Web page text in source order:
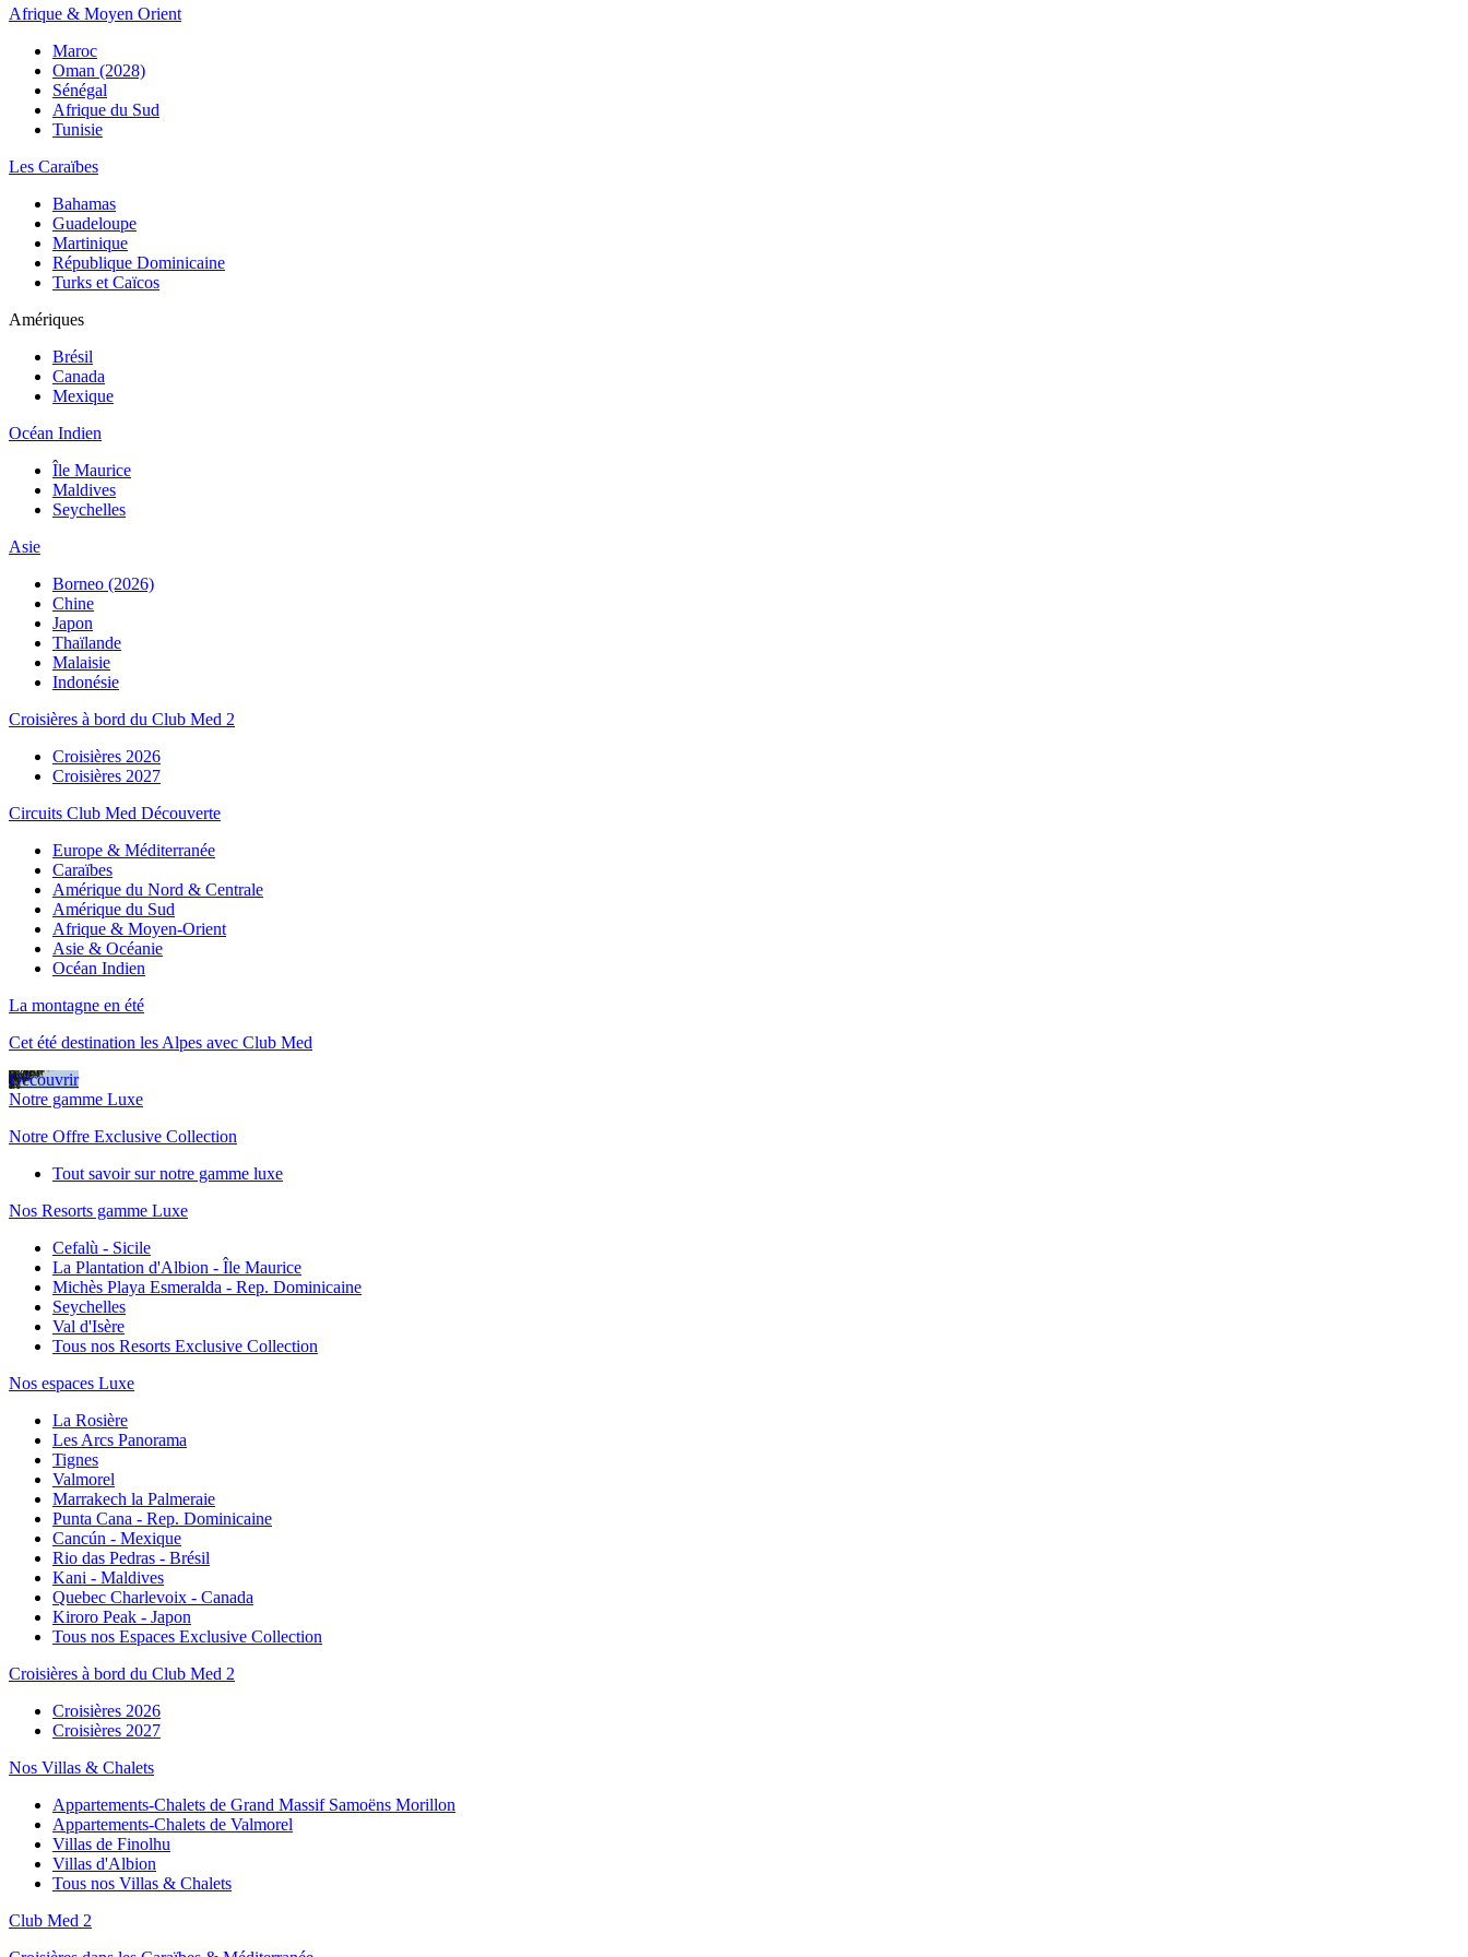
Afrique & Moyen Orient
Maroc
Oman (2028)
Sénégal
Afrique du Sud
Tunisie
Les Caraïbes
Bahamas
Guadeloupe
Martinique
République Dominicaine
Turks et Caïcos
Amériques
Brésil
Canada
Mexique
Océan Indien
Île Maurice
Maldives
Seychelles
Asie
Borneo (2026)
Chine
Japon
Thaïlande
Malaisie
Indonésie
Croisières à bord du Club Med 2
Croisières 2026
Croisières 2027
Circuits Club Med Découverte
Europe & Méditerranée
Caraïbes
Amérique du Nord & Centrale
Amérique du Sud
Afrique & Moyen-Orient
Asie & Océanie
Océan Indien
La montagne en été
Cet été destination les Alpes avec Club Med
Découvrir
Notre gamme Luxe
Notre Offre Exclusive Collection
Tout savoir sur notre gamme luxe
Nos Resorts gamme Luxe
Cefalù - Sicile
La Plantation d'Albion - Île Maurice
Michès Playa Esmeralda - Rep. Dominicaine
Seychelles
Val d'Isère
Tous nos Resorts Exclusive Collection
Nos espaces Luxe
La Rosière
Les Arcs Panorama
Tignes
Valmorel
Marrakech la Palmeraie
Punta Cana - Rep. Dominicaine
Cancún - Mexique
Rio das Pedras - Brésil
Kani - Maldives
Quebec Charlevoix - Canada
Kiroro Peak - Japon
Tous nos Espaces Exclusive Collection
Croisières à bord du Club Med 2
Croisières 2026
Croisières 2027
Nos Villas & Chalets
Appartements-Chalets de Grand Massif Samoëns Morillon
Appartements-Chalets de Valmorel
Villas de Finolhu
Villas d'Albion
Tous nos Villas & Chalets
Club Med 2